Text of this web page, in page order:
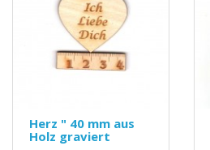
Herz " 40 mm aus
Holz graviert